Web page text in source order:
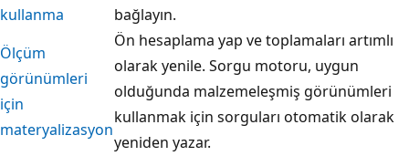
kullanma
bağlayın.
Ölçüm
görünümleri
için
materyalizasyon
Ön hesaplama yap ve toplamaları artımlı
olarak yenile. Sorgu motoru, uygun
olduğunda malzemeleşmiş görünümleri
kullanmak için sorguları otomatik olarak
yeniden yazar.